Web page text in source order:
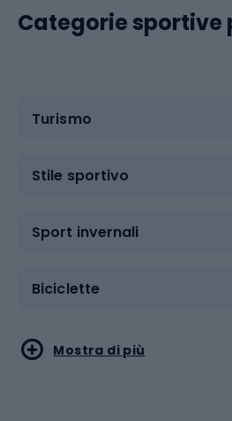
Categorie sportive
Turismo
Stile sportivo
Sport invernali
Biciclette
Sport acquatici
Sport di arti marziali
Mostra di più